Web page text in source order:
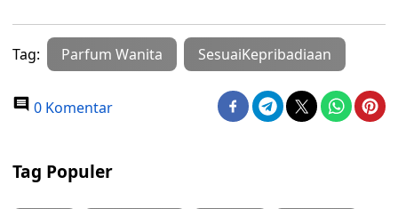
Tag: Parfum Wanita SesuaiKepribadiaan
0 Komentar
Tag Populer